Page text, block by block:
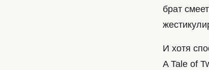
брат
И хотя
A Tale of